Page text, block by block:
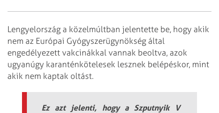
Lengyelország a közelmúltban jelentette be, hogy akik
nem az Európai Gyógyszerügynökség által
engedélyezett vakcinákkal vannak beoltva, azok
ugyanúgy karanténkötelesek lesznek belépéskor, mint
akik nem kaptak oltást.
Ez azt jelenti, hogy a Szputnyik V